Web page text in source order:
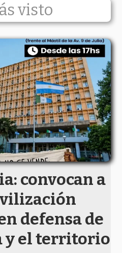
visto
convocan a
defensa de
y el territorio